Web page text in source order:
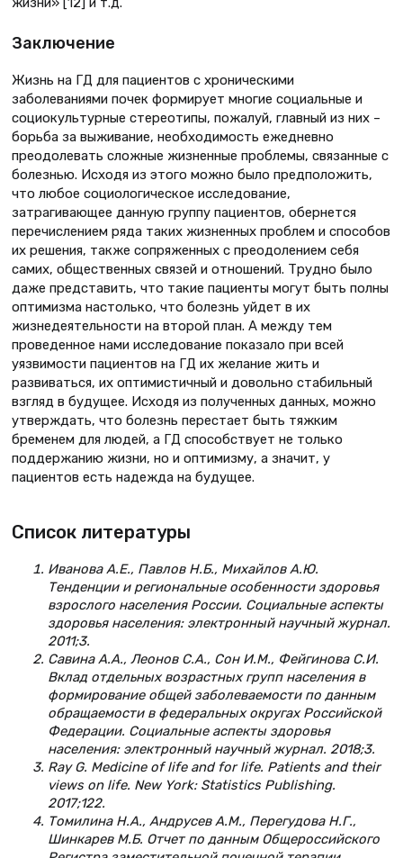
Заключение
Жизнь на ГД для пациентов с хроническими
заболеваниями почек формирует многие социальные и
социокультурные стереотипы, пожалуй, главный из них –
борьба за выживание, необходимость ежедневно
преодолевать сложные жизненные проблемы, связанные с
болезнью. Исходя из этого можно было предположить,
что любое социологическое исследование,
затрагивающее данную группу пациентов, обернется
перечислением ряда таких жизненных проблем и способов
их решения, также сопряженных с преодолением себя
самих, общественных связей и отношений. Трудно было
даже представить, что такие пациенты могут быть полны
оптимизма настолько, что болезнь уйдет в их
жизнедеятельности на второй план. А между тем
проведенное нами исследование показало при всей
уязвимости пациентов на ГД их желание жить и
развиваться, их оптимистичный и довольно стабильный
взгляд в будущее. Исходя из полученных данных, можно
утверждать, что болезнь перестает быть тяжким
бременем для людей, а ГД способствует не только
поддержанию жизни, но и оптимизму, а значит, у
пациентов есть надежда на будущее.
Список литературы
Иванова А.Е., Павлов Н.Б., Михайлов А.Ю.
Тенденции и региональные особенности здоровья
взрослого населения России. Социальные аспекты
здоровья населения: электронный научный журнал.
2011;3.
Савина А.А., Леонов С.А., Сон И.М., Фейгинова С.И.
Вклад отдельных возрастных групп населения в
формирование общей заболеваемости по данным
обращаемости в федеральных округах Российской
Федерации. Социальные аспекты здоровья
населения: электронный научный журнал. 2018;3.
Ray G. Medicine of life and for life. Patients and their
views on life. New York: Statistics Publishing.
2017;122.
Томилина Н.А., Андрусев А.М., Перегудова Н.Г.,
Шинкарев М.Б. Отчет по данным Общероссийского